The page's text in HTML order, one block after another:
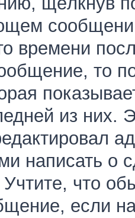
времени
то
из них.
написать о
что
если